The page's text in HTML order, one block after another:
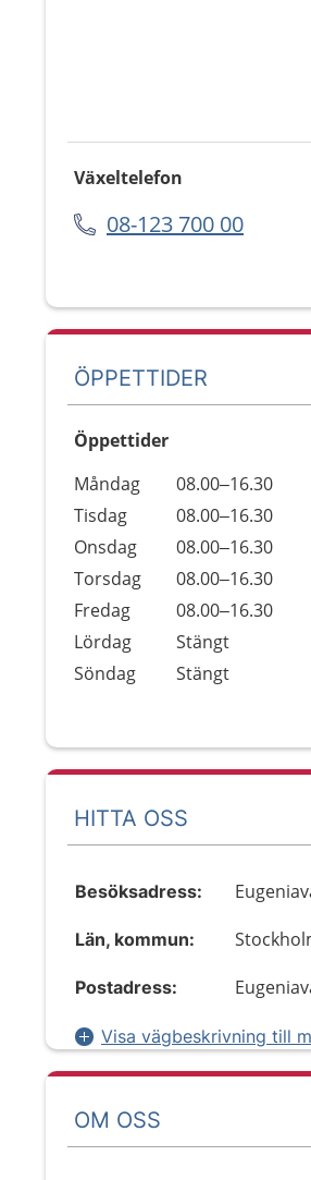
Växeltelefon
08-123 700 00
ÖPPETTIDER
Öppettider
Dag
Öppettider
Kommentarer
Måndag
08.00–16.30
Tisdag
08.00–16.30
Onsdag
08.00–16.30
Torsdag
08.00–16.30
Fredag
08.00–16.30
Lördag
Stängt
Söndag
Stängt
HITTA OSS
Besöksadress:
Län, kommun:
Postadress:
Visa vägbeskrivning till
OM OSS